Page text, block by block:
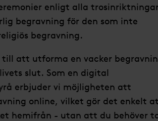
enligt alla
begravning för den som inte
begravning.
till att utforma en vacker
slut. Som en digital
erbjuder vi möjligheten att
online, vilket gör det enkelt
hemifrån - utan att du behöver